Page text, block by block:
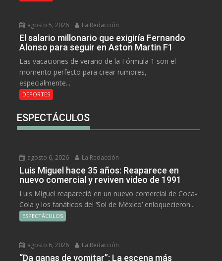
agosto 5, 2026 La Redacción
El salario millonario que exigiría Fernando
Alonso para seguir en Aston Martin F1
Las vacaciones de verano de la Fórmula 1 son el
momento perfecto para crear rumores,
especialmente...
DEPORTES
ESPECTÁCULOS
agosto 6, 2026 La Redacción
Luis Miguel hace 35 años: Reaparece en
nuevo comercial y reviven video de 1991
Luis Miguel reapareció en un nuevo comercial de Coca-
Cola y los fanáticos del ‘Sol de México’ enloquecieron...
ESPECTÁCULOS
agosto 6, 2026 La Redacción
“Da ganas de vomitar”: La escena más